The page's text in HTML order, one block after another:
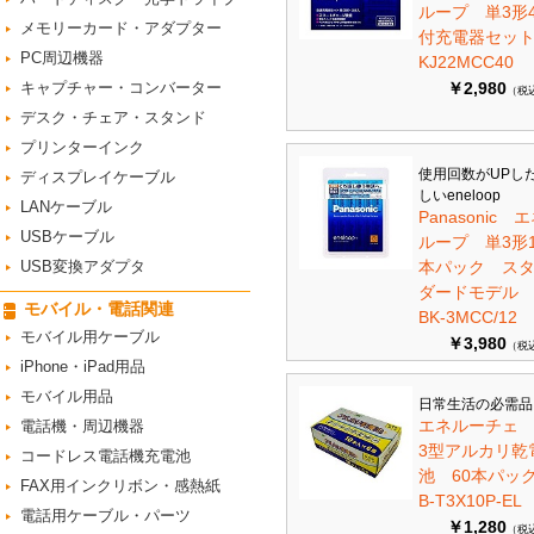
メモリーカード・アダプター
PC周辺機器
キャプチャー・コンバーター
デスク・チェア・スタンド
プリンターインク
ディスプレイケーブル
LANケーブル
USBケーブル
USB変換アダプタ
モバイル・電話関連
モバイル用ケーブル
iPhone・iPad用品
モバイル用品
電話機・周辺機器
コードレス電話機充電池
FAX用インクリボン・感熱紙
電話用ケーブル・パーツ
ループ 単3形
付充電器セッ
KJ22MCC40
￥2,980 （税
使用回数がUPし
しいeneloop
Panasonic エ
ループ 単3形
本パック ス
ダードモデル
BK-3MCC/12
￥3,980 （税
日常生活の必需
エネルーチェ
3型アルカリ乾
池 60本パ
B-T3X10P-EL
￥1,280 （税